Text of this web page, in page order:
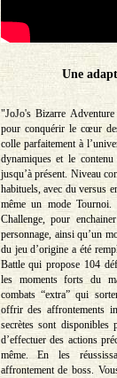
Une
"JoJo's Bizarre
pour conquérir le cœur
colle parfaitement à
dynamiques et le
jusqu’à présent. Niveau
habituels, avec du versus
même un mode
Challenge, pour
personnage, ainsi qu’un
du jeu d’origine a été
Battle qui propose 104
les moments forts du
combats “extra” qui
offrir des affrontements
secrètes sont
d’effectuer des actions
même. En les
affrontement de boss.